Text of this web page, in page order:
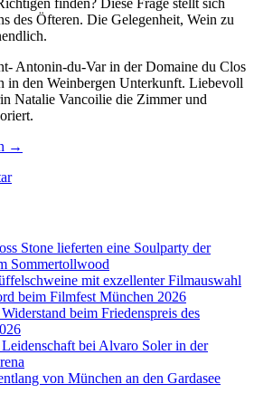
finden? Diese Frage stellt sich
des Öfteren. Die Gelegenheit, Wein zu
Antonin-du-Var in der Domaine du Clos
in den Weinbergen Unterkunft. Liebevoll
Natalie Vancoilie die Zimmer und
→
Stone lieferten eine Soulparty der
Sommertollwood
mit exzellenter Filmauswahl
beim Filmfest München 2026
beim Friedenspreis des
bei Alvaro Soler in der
von München an den Gardasee